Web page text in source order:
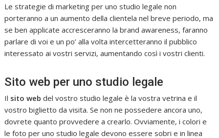
Le strategie di marketing per uno studio legale non
porteranno a un aumento della clientela nel breve periodo, ma
se ben applicate accresceranno la brand awareness, faranno
parlare di voi e un po’ alla volta intercetteranno il pubblico
interessato ai vostri servizi, aumentando così i vostri clienti.
Sito web per uno studio legale
Il sito web del vostro studio legale è la vostra vetrina e il
vostro biglietto da visita. Se non ne possedere ancora uno,
dovrete quanto provvedere a crearlo. Ovviamente, i colori e
le foto per uno studio legale devono essere sobri e in linea